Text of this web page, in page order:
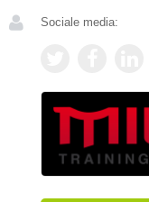
Sociale media: